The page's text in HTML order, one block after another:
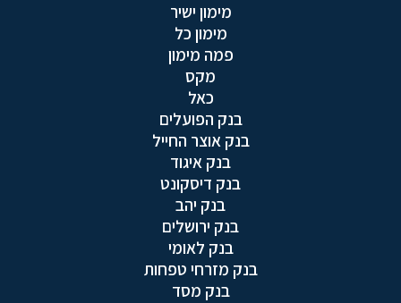
מימון ישיר
מימון כל
פמה מימון
מקס
כאל
בנק הפועלים
בנק אוצר החייל
בנק איגוד
בנק דיסקונט
בנק יהב
בנק ירושלים
בנק לאומי
בנק מזרחי טפחות
בנק מסד